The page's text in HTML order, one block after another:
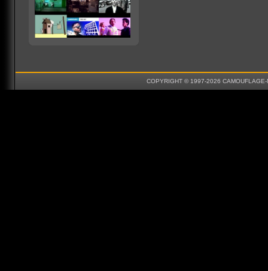
COPYRIGHT © 1997-2026 CAMOUFLAGE-